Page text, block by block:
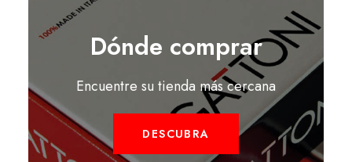
Dónde comprar
Encuentre su tienda más cercana
DESCUBRA